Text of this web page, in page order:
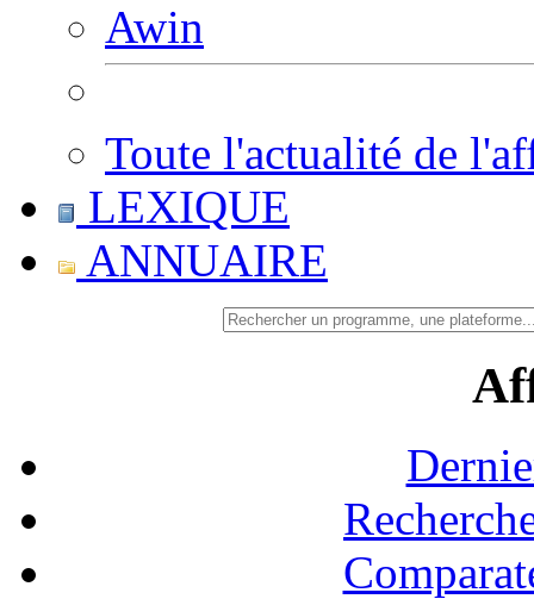
Awin
Toute l'actualité de
LEXIQUE
ANNUAIRE